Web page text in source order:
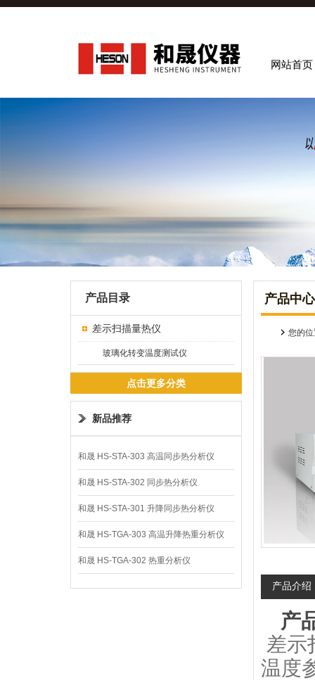
网站首页
产品目录
差示扫描量热仪
玻璃化转变温度测试仪
点击更多分类
新品推荐
和晟 HS-STA-303 高温同步热分析仪
和晟 HS-STA-302 同步热分析仪
和晟 HS-STA-301 升降同步热分析仪
和晟 HS-TGA-303 高温升降热重分析仪
和晟 HS-TGA-302 热重分析仪
产品中心
您的
产品介绍
产
差示
温度